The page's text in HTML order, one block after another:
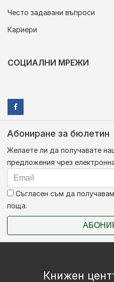
Често задавани въпроси
Кариери
СОЦИАЛНИ МРЕЖИ
Абониране за бюлетин
Желаете ли да получавате
предложения чрез
Съгласен съм да
поща.
Книжен